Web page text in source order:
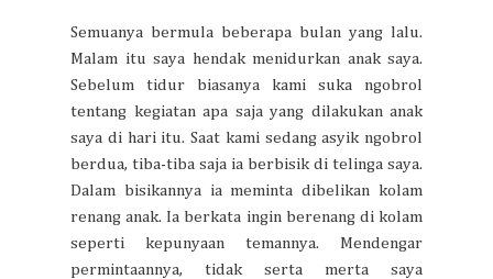
Semuanya bermula beberapa bulan yang lalu.
Malam itu saya hendak menidurkan anak saya.
Sebelum tidur biasanya kami suka ngobrol
tentang kegiatan apa saja yang dilakukan anak
saya di hari itu. Saat kami sedang asyik ngobrol
berdua, tiba-tiba saja ia berbisik di telinga saya.
Dalam bisikannya ia meminta dibelikan kolam
renang anak. Ia berkata ingin berenang di kolam
seperti kepunyaan temannya. Mendengar
permintaannya, tidak serta merta saya